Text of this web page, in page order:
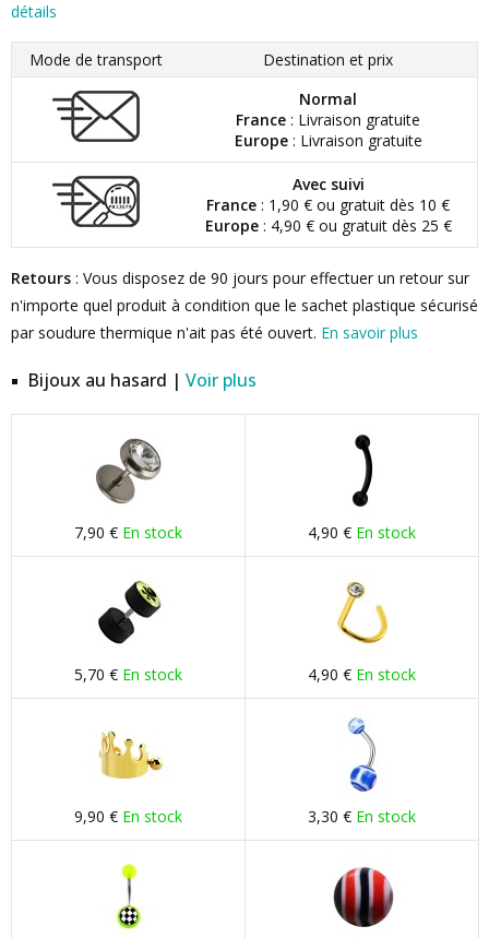
détails
Mode de transport
Destination et prix
Normal
France : Livraison gratuite
Europe: Livraison gratuite
Avec suivi
France : 1,90 € ou gratuit dès 10 €
Europe: 4,90 € ou gratuit dès 25 €
Retours : Vous disposez de 90 jours pour effectuer un retour sur
n'importe quel produit à condition que le sachet plastique sécurisé
par soudure thermique n'ait pas été ouvert. En savoir plus
Bijoux au hasard | Voir plus
7,90 € En stock 4,90 € En stock
5,70 € En stock 4,90 € En stock
9,90 € En stock 3,30 € En stock